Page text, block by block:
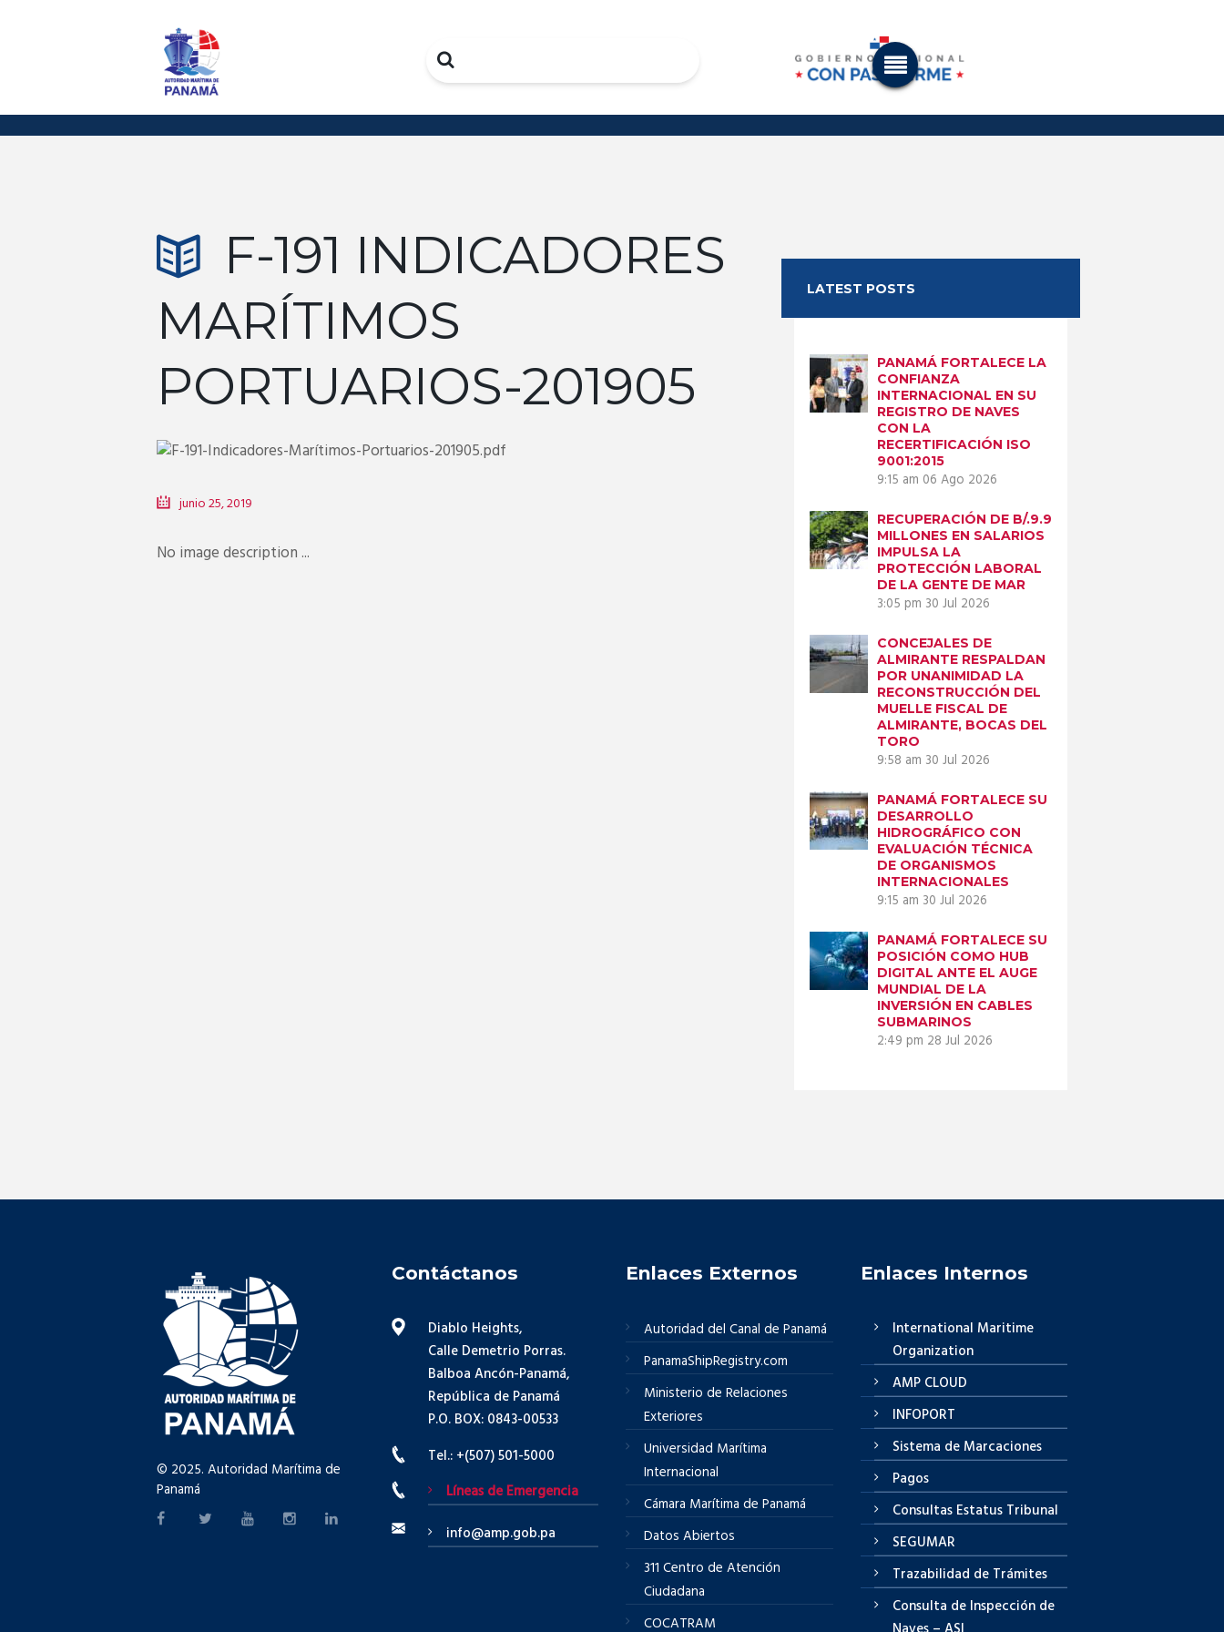
Search
F-191 INDICADORES
MARÍTIMOS
PORTUARIOS-201905
junio 25, 2019
No image description ...
LATEST POSTS
PANAMÁ FORTALECE LA
CONFIANZA
INTERNACIONAL EN SU
REGISTRO DE NAVES
CON LA
RECERTIFICACIÓN ISO
9001:2015
9:15 am 06 Ago 2026
RECUPERACIÓN DE B/.9.9
MILLONES EN SALARIOS
IMPULSA LA
PROTECCIÓN LABORAL
DE LA GENTE DE MAR
3:05 pm 30 Jul 2026
CONCEJALES DE
ALMIRANTE RESPALDAN
POR UNANIMIDAD LA
RECONSTRUCCIÓN DEL
MUELLE FISCAL DE
ALMIRANTE, BOCAS DEL
TORO
9:58 am 30 Jul 2026
PANAMÁ FORTALECE SU
DESARROLLO
HIDROGRÁFICO CON
EVALUACIÓN TÉCNICA
DE ORGANISMOS
INTERNACIONALES
9:15 am 30 Jul 2026
PANAMÁ FORTALECE SU
POSICIÓN COMO HUB
DIGITAL ANTE EL AUGE
MUNDIAL DE LA
INVERSIÓN EN CABLES
SUBMARINOS
2:49 pm 28 Jul 2026
© 2025. Autoridad Marítima de
Panamá
Contáctanos
Diablo Heights,
Calle Demetrio Porras.
Balboa Ancón-Panamá,
República de Panamá
P.O. BOX: 0843-00533
Tel.: +(507) 501-5000
Líneas de Emergencia
info@amp.gob.pa
Enlaces Externos
Autoridad del Canal de Panamá
PanamaShipRegistry.com
Ministerio de Relaciones
Exteriores
Universidad Marítima
Internacional
Cámara Marítima de Panamá
Datos Abiertos
311 Centro de Atención
Ciudadana
COCATRAM
Enlaces Internos
International Maritime
Organization
AMP CLOUD
INFOPORT
Sistema de Marcaciones
Pagos
Consultas Estatus Tribunal
SEGUMAR
Trazabilidad de Trámites
Consulta de Inspección de